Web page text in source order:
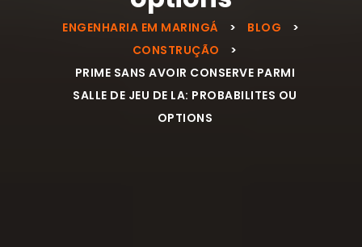
ENGENHARIA EM MARINGÁ > BLOG
>
CONSTRUÇÃO
>
PRIME SANS AVOIR CONSERVE PARMI
SALLE DE JEU DE LA: PROBABILITES OU
OPTIONS